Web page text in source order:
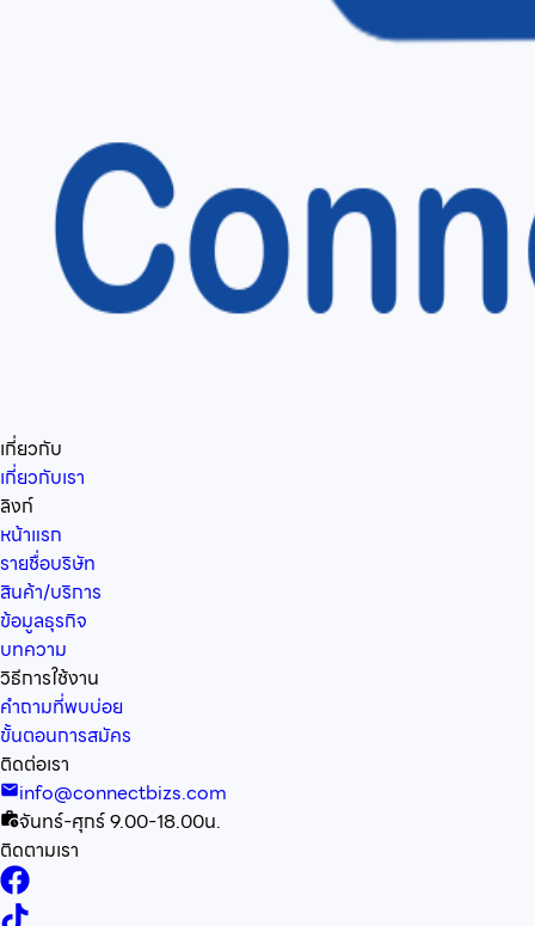
เกี่ยวกับ
เกี่ยวกับเรา
ลิงก์
หน้าแรก
รายชื่อบริษัท
สินค้า/บริการ
ข้อมูลธุรกิจ
บทความ
วิธีการใช้งาน
คำถามที่พบบ่อย
ขั้นตอนการสมัคร
ติดต่อเรา
info@connectbizs.com
จันทร์-ศุกร์ 9.00-18.00น.
ติดตามเรา